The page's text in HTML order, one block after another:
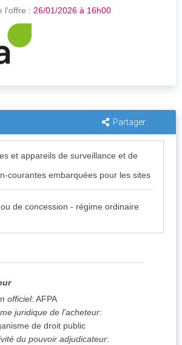
l'offre : 26/01/2026 à 16h00
Partager
et appareils de surveillance et de
courantes embarquées pour les sites
de concession - régime ordinaire
officiel: AFPA
juridique de l'acheteur:
de droit public
du pouvoir adjudicateur: